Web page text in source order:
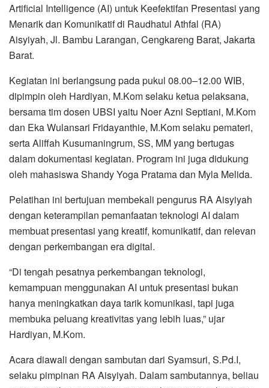
Artificial Intelligence (AI) untuk Keefektifan Presentasi yang
Menarik dan Komunikatif di Raudhatul Athfal (RA)
Aisyiyah, Jl. Bambu Larangan, Cengkareng Barat, Jakarta
Barat.
Kegiatan ini berlangsung pada pukul 08.00–12.00 WIB,
dipimpin oleh Hardiyan, M.Kom selaku ketua pelaksana,
bersama tim dosen UBSI yaitu Noer Azni Septiani, M.Kom
dan Eka Wulansari Fridayanthie, M.Kom selaku pemateri,
serta Aliffah Kusumaningrum, SS, MM yang bertugas
dalam dokumentasi kegiatan. Program ini juga didukung
oleh mahasiswa Shandy Yoga Pratama dan Myla Melida.
Pelatihan ini bertujuan membekali pengurus RA Aisyiyah
dengan keterampilan pemanfaatan teknologi AI dalam
membuat presentasi yang kreatif, komunikatif, dan relevan
dengan perkembangan era digital.
“Di tengah pesatnya perkembangan teknologi,
kemampuan menggunakan AI untuk presentasi bukan
hanya meningkatkan daya tarik komunikasi, tapi juga
membuka peluang kreativitas yang lebih luas,” ujar
Hardiyan, M.Kom.
Acara diawali dengan sambutan dari Syamsuri, S.Pd.I,
selaku pimpinan RA Aisyiyah. Dalam sambutannya, beliau